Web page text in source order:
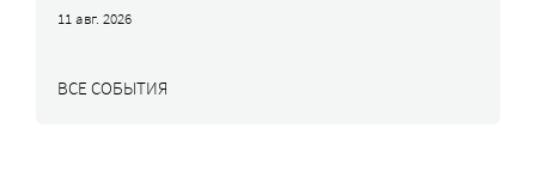
11 авг. 2026
ВСЕ СОБЫТИЯ